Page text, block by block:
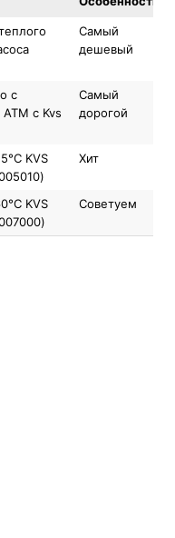
Самый
дешевый
с
с Kvs
Самый
дорогой
KVS
Хит
KVS
Советуем